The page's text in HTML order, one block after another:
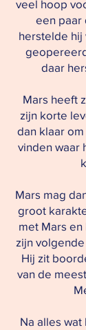
veel hoop
een paar
herstelde hij
daar
Mars heeft
zijn korte
dan klaar
vinden waar
Mars mag
groot
met Mars
zijn
Hij zit
van de
Na alles